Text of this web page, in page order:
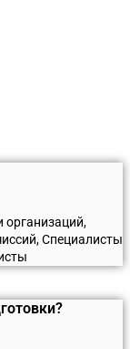
организаций,
Специалисты